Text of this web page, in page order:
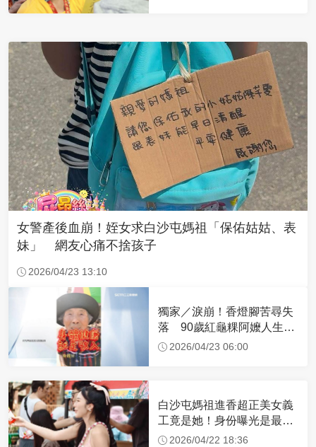
女警產後血崩！姪女求白沙屯媽祖「保佑姑姑、表
妹」 網友心痛不捨孩子
2026/04/23 13:10
獨家／淚崩！香燈腳苦尋失
落 90歲紅龜粿阿嬤人生謝
幕2026/04/23 06:00
白沙屯媽祖進香超正美女義
工竟是她！身份曝光是最美
禮生 一輩子不結婚
2026/04/22 18:36